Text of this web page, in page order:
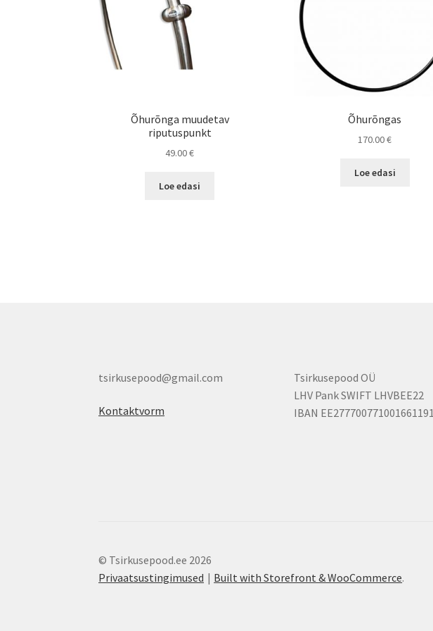
Õhurõnga muudetav
riputuspunkt
49.00€
Loe edasi
Õhurõngas
170.00€
Loe edasi
tsirkusepood@gmail.com
Kontaktvorm
Tsirkusepood OÜ
LHV Pank SWIFT LHVBEE22
IBAN EE277700771001661191
© Tsirkusepood.ee 2026
Privaatsustingimused
Built with Storefront & WooCommerce.